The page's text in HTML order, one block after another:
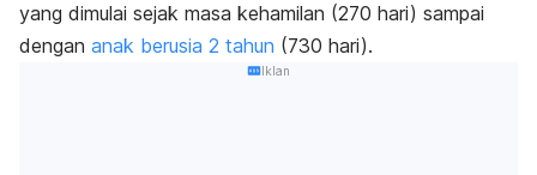
yang dimulai sejak masa kehamilan (270 hari) sampai
dengan anak berusia 2 tahun (730 hari).
Iklan